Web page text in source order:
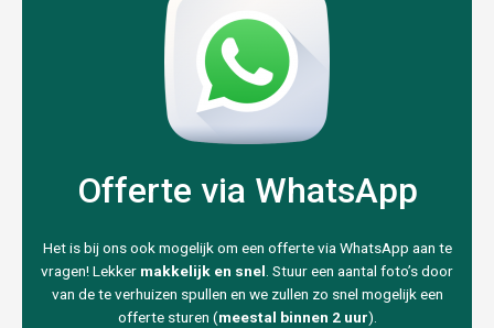
Offerte via WhatsApp
Het is bij ons ook mogelijk om een offerte via WhatsApp aan te
vragen! Lekker makkelijk en snel . Stuur een aantal foto’s door
van de te verhuizen spullen en we zullen zo snel mogelijk een
offerte sturen (meestal binnen 2 uur).